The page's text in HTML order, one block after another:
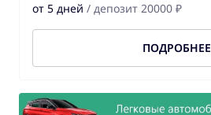
от 5 дней / депозит 20000 ₽
ПОДРОБНЕЕ